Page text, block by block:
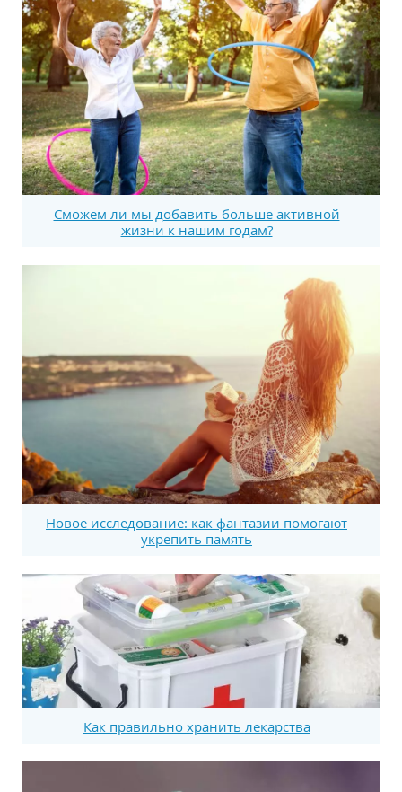
Сможем ли мы добавить больше активной
жизни к нашим годам?
Новое исследование: как фантазии помогают
укрепить память
Как правильно хранить лекарства